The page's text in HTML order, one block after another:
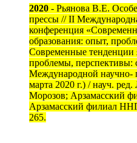
2020 - Рьянова В.Е.
прессы // II
конференция
образования: опыт,
Современные тенденции
проблемы, перспективы:
Международной научно-
марта 2020 г.) / науч.
Морозов; Арзамасский
Арзамасский филиал
265.